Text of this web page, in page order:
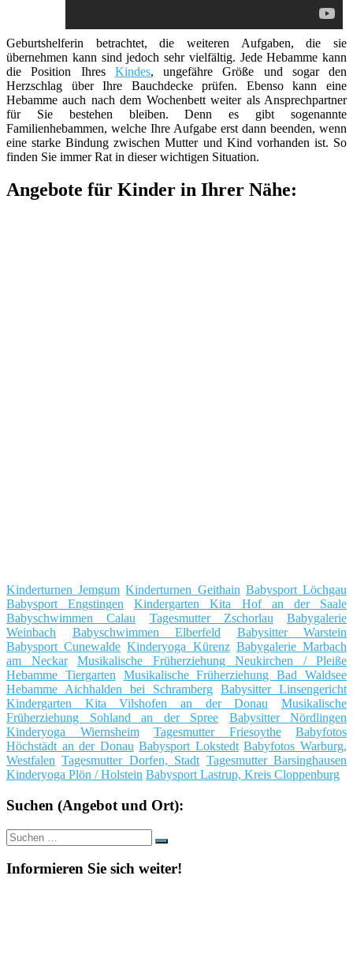
Geburtshelferin betrachtet, die weiteren Aufgaben, die sie
übernehmen kann sind jedoch sehr vielfältig. Jede Hebamme kann
die Position Ihres Kindes, ungefähre Größe und sogar den
Herzschlag über Ihre Bauchdecke prüfen. Ebenso kann eine
Hebamme auch nach dem Wochenbett weiter als Ansprechpartner
für Sie bestehen bleiben. Denn es gibt sogenannte
Familienhebammen, welche Ihre Aufgabe erst dann beenden, wenn
eine starke Bindung zwischen Mutter und Kind vorhanden ist. So
finden Sie immer Rat in dieser wichtigen Situation.
Angebote für Kinder in Ihrer Nähe:
Kinderturnen Jemgum Kinderturnen Geithain Babysport Löchgau
Babysport Engstingen
Kindergarten Kita Hof an der Saale
Babyschwimmen Calau
Tagesmutter Zschorlau
Babygalerie
Weinbach
Babyschwimmen Elberfeld
Babysitter Warstein
Babysport Cunewalde Kinderyoga Kürenz Babygalerie Marbach
am Neckar
Musikalische Früherziehung Neukirchen / Pleiße
Hebamme Tiergarten
Musikalische Früherziehung Bad Waldsee
Hebamme Aichhalden bei Schramberg Babysitter Linsengericht
Kindergarten Kita Vilshofen an der Donau
Musikalische
Früherziehung Sohland an der Spree
Babysitter Nördlingen
Kinderyoga Wiernsheim
Tagesmutter Friesoythe
Babyfotos
Höchstädt an der Donau Babysport Lokstedt Babyfotos Warburg,
Westfalen Tagesmutter Dorfen, Stadt Tagesmutter Barsinghausen
Kinderyoga Plön / Holstein Babysport Lastrup, Kreis Cloppenburg
Suchen (Angebot und Ort):
Suche
nach:
Suchen
Informieren Sie sich weiter!